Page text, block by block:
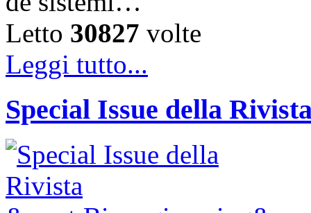
Letto 30827 volte
Leggi tutto...
Special Issue della